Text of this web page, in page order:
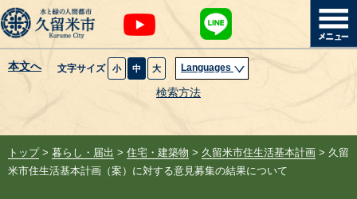
本文へ 文字サイズ 小 中 大 Languages
検索方法
暮らし・届出
健康・医療・福祉
トップ> 暮らし・届出 > 住宅・建築物 > 久留米市住生活基本計画 > 久留
米市住生活基本計画（案）に対する意見募集の結果について